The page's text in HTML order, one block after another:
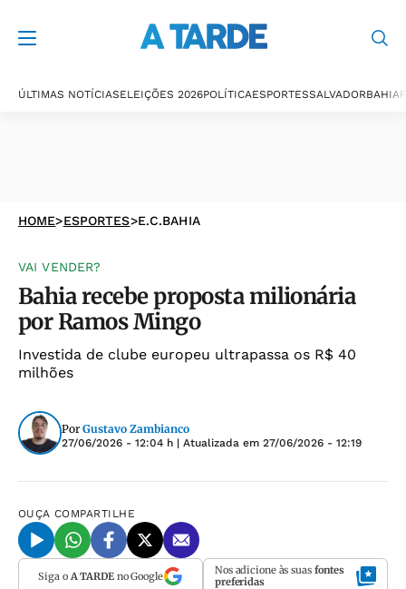
ÚLTIMAS NOTÍCIASELEIÇÕES 2026POLÍTICAESPORTESSALVADORBAHIA
HOME>ESPORTES>E.C.BAHIA
VAI VENDER?
Bahia recebe proposta milionária
por Ramos Mingo
Investida de clube europeu ultrapassa os R$ 40
milhões
Por Gustavo Zambianco
27/06/2026 - 12:04 h | Atualizada em 27/06/2026 - 12:19
OUÇA COMPARTILHE
Siga o A TARDEno Google Nos adicione às suas fontes
preferidas